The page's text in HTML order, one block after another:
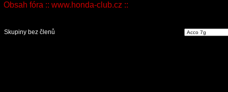
Obsah fóra :: www.honda-club.cz ::
Skupiny bez členů